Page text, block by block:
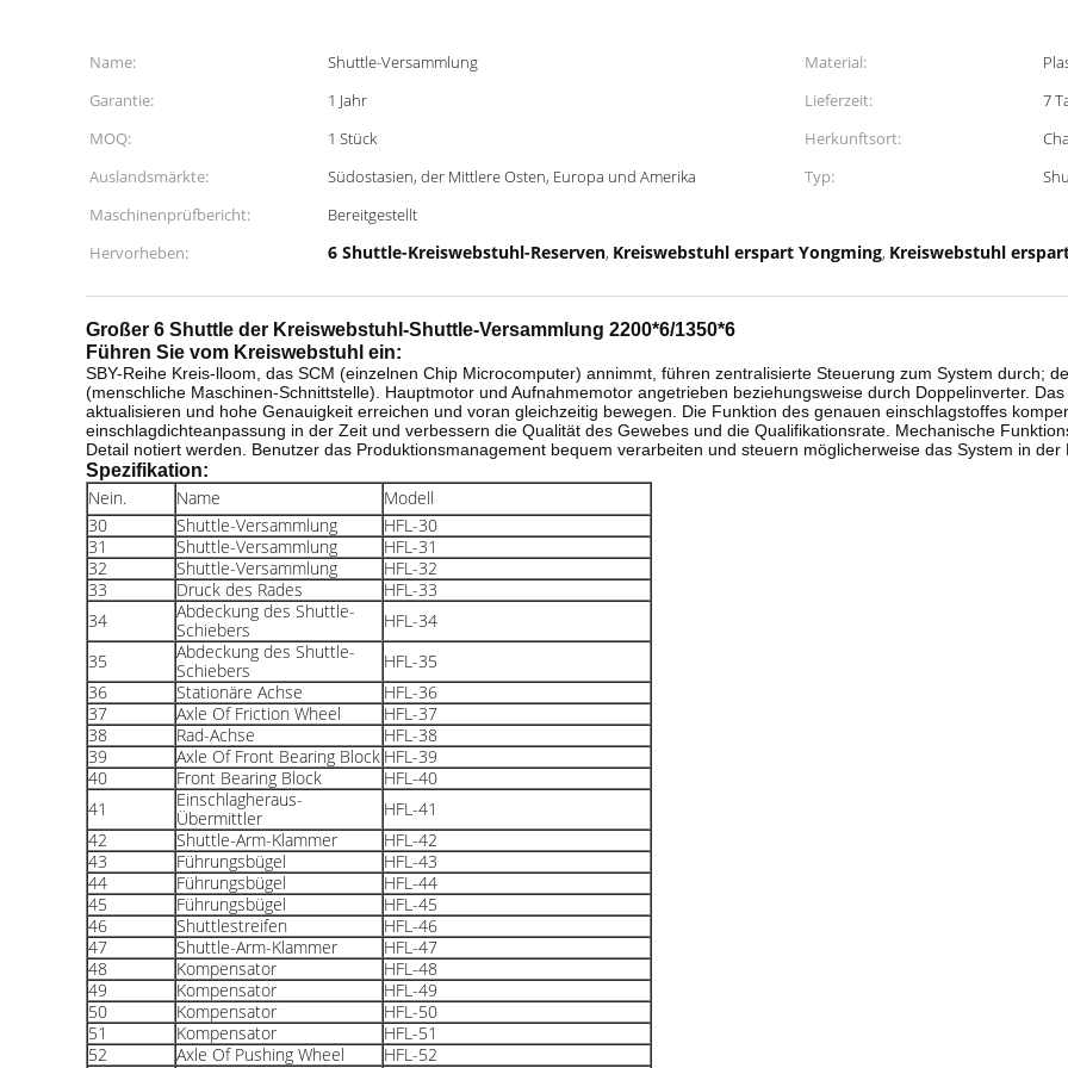
Name: Shuttle-Versammlung Material:
Garantie:
1 Jahr Lieferzeit:
7
MOQ:
1 Stück Herkunftsort:
Auslandsmärkte:
Südostasien, der Mittlere Osten, Europa und Amerika Typ:
Maschinenprüfbericht:
Bereitgestellt
Hervorheben:
6 Shuttle-Kreiswebstuhl-Reserven, Kreiswebstuhl erspart Yongming, Kreiswebstuhl
Großer 6 Shuttle der Kreiswebstuhl-Shuttle-Versammlung 2200*6/1350*6
Führen Sie vom Kreiswebstuhl ein:
SBY-Reihe Kreis-lloom, das SCM (einzelnen Chip Microcomputer) annimmt, führen zentralisierte Steuerung zum System durch;
(menschliche Maschinen-Schnittstelle). Hauptmotor und Aufnahmemotor angetrieben beziehungsweise durch Doppelinverter.
aktualisieren und hohe Genauigkeit erreichen und voran gleichzeitig bewegen. Die Funktion des genauen einschlagstoffes
einschlagdichteanpassung in der Zeit und verbessern die Qualität des Gewebes und die Qualifikationsrate. Mechanische
Detail notiert werden. Benutzer das Produktionsmanagement bequem verarbeiten und steuern möglicherweise das System in der
Spezifikation:
Nein. Name
Modell
30
Shuttle-Versammlung
HFL-30
31
Shuttle-Versammlung
HFL-31
32
Shuttle-Versammlung
HFL-32
33
Druck des Rades
HFL-33
34
Abdeckung des Shuttle-
Schiebers
HFL-34
35
Abdeckung des Shuttle-
Schiebers
HFL-35
36
Stationäre Achse
HFL-36
37
Axle Of Friction Wheel
HFL-37
38
Rad-Achse
HFL-38
39
Axle Of Front Bearing Block HFL-39
40
Front Bearing Block
HFL-40
41
Einschlagheraus-
Übermittler
HFL-41
42
Shuttle-Arm-Klammer
HFL-42
43
Führungsbügel
HFL-43
44
Führungsbügel
HFL-44
45
Führungsbügel
HFL-45
46
Shuttlestreifen
HFL-46
47
Shuttle-Arm-Klammer
HFL-47
48
Kompensator
HFL-48
49
Kompensator
HFL-49
50
Kompensator
HFL-50
51
Kompensator
HFL-51
52
Axle Of Pushing Wheel
HFL-52